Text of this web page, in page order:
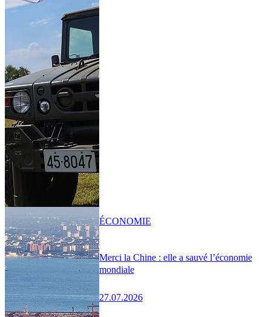
Merci la Chine : elle a sauvé l’économie
mondiale
27.07.2026
ÉCONOMIE